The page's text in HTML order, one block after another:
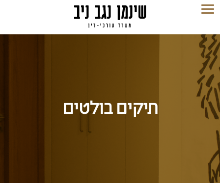
תיקים בולטים